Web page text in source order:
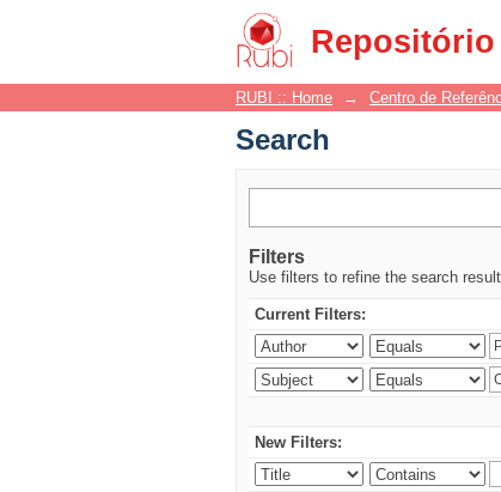
Search
RUBI :: Home → Centro de
Search
Filters
Use filters to refine the search
Current Filters:
New Filters: